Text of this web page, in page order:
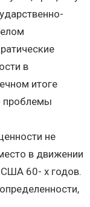
в
итоге
проблемы
не
в движении
США 60- х годов.